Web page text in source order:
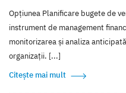
Opțiunea Planificare bugete de
instrument de management
monitorizarea și analiza
organizații. [...]
Citește mai mult